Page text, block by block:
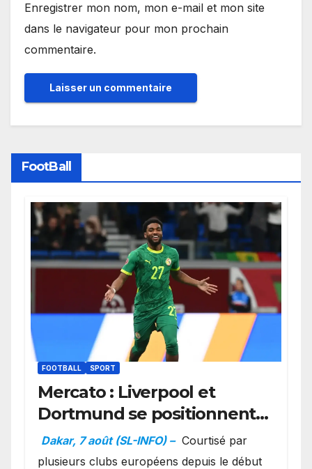
Enregistrer mon nom, mon e-mail et mon site
dans le navigateur pour mon prochain
commentaire.
FootBall
FOOTBALL SPORT
Mercato : Liverpool et
Dortmund se positionnent
en favoris pour recruter
Ibrahim Mbaye
Dakar, 7 août (SL-INFO) – Courtisé par
plusieurs clubs européens depuis le début